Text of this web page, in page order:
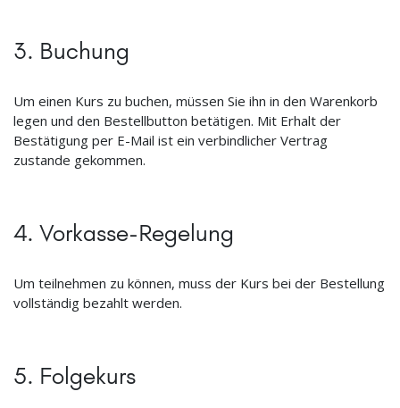
3. Buchung
Um einen Kurs zu buchen, müssen Sie ihn in den Warenkorb
legen und den Bestellbutton betätigen. Mit Erhalt der
Bestätigung per E-Mail ist ein verbindlicher Vertrag
zustande gekommen.
4. Vorkasse-Regelung
Um teilnehmen zu können, muss der Kurs bei der Bestellung
vollständig bezahlt werden.
5. Folgekurs